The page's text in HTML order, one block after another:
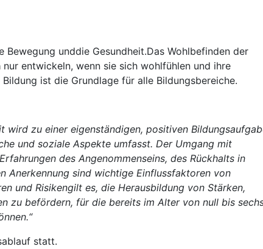
unddie Gesundheit.Das Wohlbefinden der
entwickeln, wenn sie sich wohlfühlen und ihre
ist die Grundlage für alle Bildungsbereiche.
wird zu einer eigenständigen, positiven
und soziale Aspekte umfasst. Der Umgang mit
des Angenommenseins, des Rückhalts in
Anerkennung sind wichtige Einflussfaktoren von
und Risikengilt es, die Herausbildung von Stärken,
zu befördern, für die bereits im Alter von null bis
statt.